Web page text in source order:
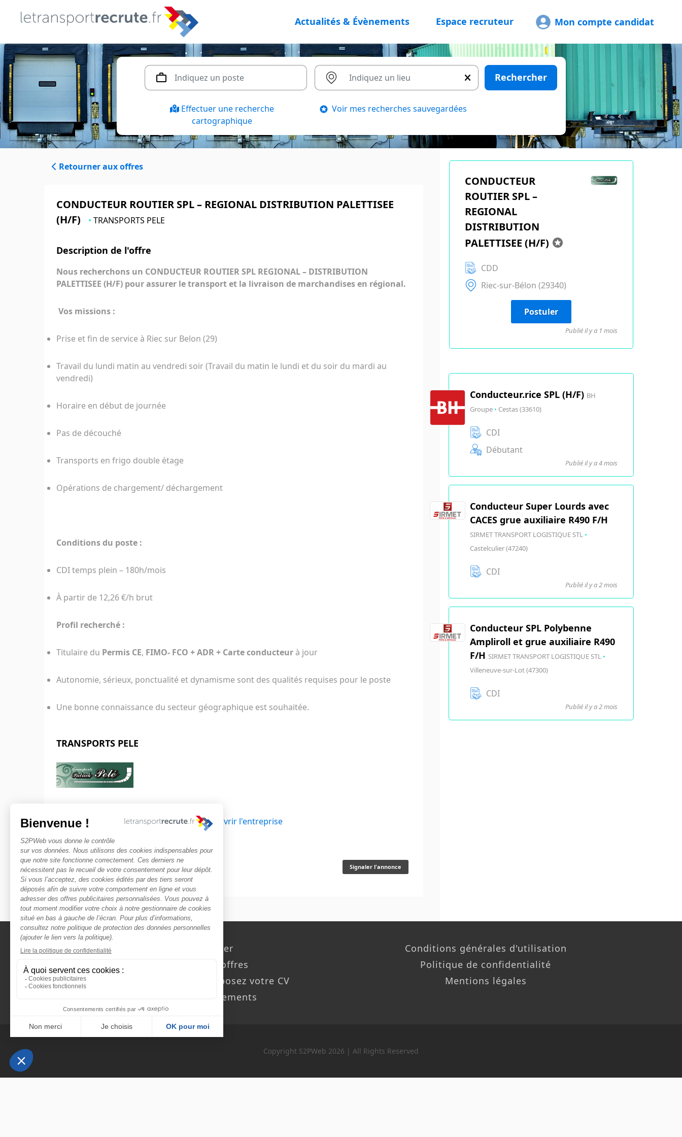
Actualités & Évènements Espace recruteur Mon compte candidat
Rechercher
Effectuer une recherche
cartographique
Voir mes recherches sauvegardées
Retourner aux offres
CONDUCTEUR ROUTIER SPL – REGIONAL DISTRIBUTION PALETTISEE
(H/F)
• TRANSPORTS PELE
Description de l'offre
Nous recherchons un CONDUCTEUR ROUTIER SPL REGIONAL – DISTRIBUTION
PALETTISEE (H/F) pour assurer le transport et la livraison de marchandises en régional.
Vos missions :
Prise et fin de service à Riec sur Belon (29)
Travail du lundi matin au vendredi soir (Travail du matin le lundi et du soir du mardi au
vendredi)
Horaire en début de journée
Pas de découché
Transports en frigo double étage
Opérations de chargement/ déchargement
Conditions du poste :
CDI temps plein – 180h/mois
À partir de 12,26 €/h brut
Profil recherché :
Titulaire du Permis CE, FIMO- FCO + ADR + Carte conducteur à jour
Autonomie, sérieux, ponctualité et dynamisme sont des qualités requises pour le poste
Une bonne connaissance du secteur géographique est souhaitée.
TRANSPORTS PELE
Découvrir l'entreprise
Signaler l'annonce
CONDUCTEUR
ROUTIER SPL –
REGIONAL
DISTRIBUTION
PALETTISEE (H/F)
CDD
Riec-sur-Bélon (29340)
Postuler
Publié il y a 1 mois
Conducteur.rice SPL (H/F) BH
Groupe • Cestas (33610)
CDI
Débutant
Publié il y a 4 mois
Conducteur Super Lourds avec
CACES grue auxiliaire R490 F/H
SIRMET TRANSPORT LOGISTIQUE STL •
Castelculier (47240)
CDI
Publié il y a 2 mois
Conducteur SPL Polybenne
Ampliroll et grue auxiliaire R490
F/H SIRMET TRANSPORT LOGISTIQUE STL •
Villeneuve-sur-Lot (47300)
CDI
Publié il y a 2 mois
Nous contacter
Rechercher des offres
Faîtes-vous chasser ! Déposez votre CV
Actualités et évènements
Conditions générales d'utilisation
Politique de confidentialité
Mentions légales
Copyright S2PWeb 2026 | All Rights Reserved